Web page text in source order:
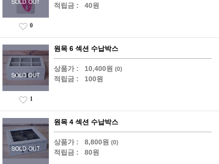
적립금 : 40원
0
원목 6 섹션 수납박스
상품가 : 10,400원 (0)
적립금 : 100원
1
원목 4 섹션 수납박스
상품가 : 8,800원 (0)
적립금 : 80원